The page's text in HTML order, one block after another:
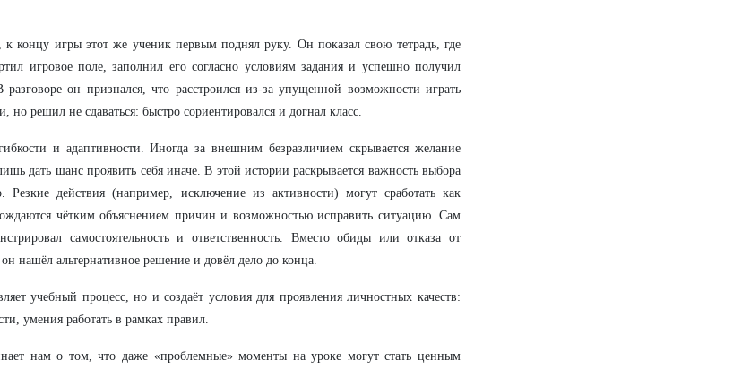
концу игры этот же ученик первым поднял руку. Он показал свою тетрадь, где
игровое поле, заполнил его согласно условиям задания и успешно получил
разговоре он признался, что расстроился из-за упущенной возможности играть
но решил не сдаваться: быстро сориентировался и догнал класс.
и адаптивности. Иногда за внешним безразличием скрывается желание
дать шанс проявить себя иначе. В этой истории раскрывается важность выбора
Резкие действия (например, исключение из активности) могут сработать как
чётким объяснением причин и возможностью исправить ситуацию. Сам
самостоятельность и ответственность. Вместо обиды или отказа от
нашёл альтернативное решение и довёл дело до конца.
учебный процесс, но и создаёт условия для проявления личностных качеств:
умения работать в рамках правил.
нам о том, что даже «проблемные» моменты на уроке могут стать ценным